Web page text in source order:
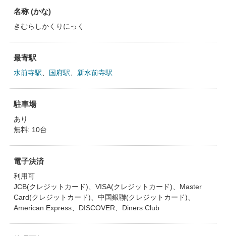
名称 (かな)
きむらしかくりにっく
最寄駅
水前寺駅 国府駅 新水前寺駅
駐車場
あり
無料: 10台
電子決済
利用可
JCB(クレジットカード)、VISA(クレジットカード)、Master
Card(クレジットカード)、中国銀聯(クレジットカード)、
American Express、DISCOVER、Diners Club